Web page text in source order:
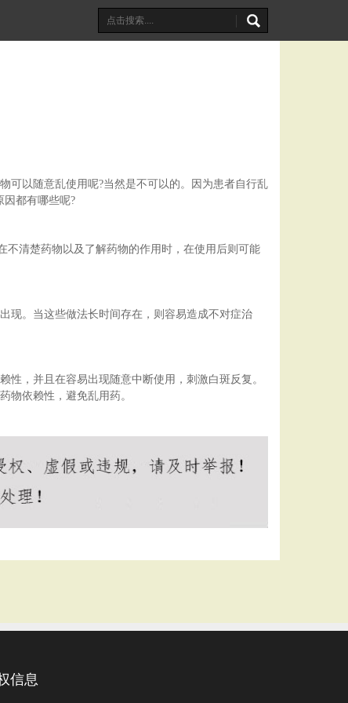
可以随意乱使用呢?当然是不可以的。因为患者自行乱
因都有哪些呢?
清楚药物以及了解药物的作用时，在使用后则可能
现。当这些做法长时间存在，则容易造成不对症治
，并且在容易出现随意中断使用，刺激白斑反复。
物依赖性，避免乱用药。
信息